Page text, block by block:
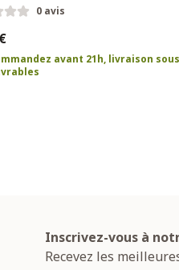
0 avis
avant 21h, livraison
Inscrivez-vous à
Recevez les